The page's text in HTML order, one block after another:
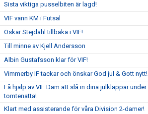
Sista viktiga pusselbiten är lagd!
VIF vann KM i Futsal
Oskar Stejdahl tillbaka i VIF!
Till minne av Kjell Andersson
Albin Gustafsson klar för VIF!
Vimmerby IF tackar och önskar God jul & Gott nytt!
Få hjälp av VIF Dam att slå in dina julklappar under
tomtenatta!
Klart med assisterande för våra Division 2-damer!